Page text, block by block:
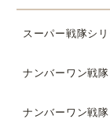
スーパー戦隊シ
ナンバーワン戦
ナンバーワン戦